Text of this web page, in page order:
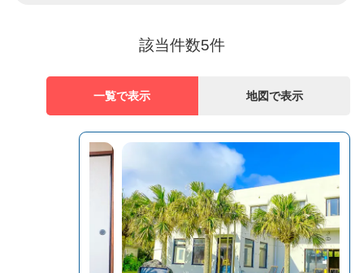
該当件数5件
一覧で表示 地図で表示